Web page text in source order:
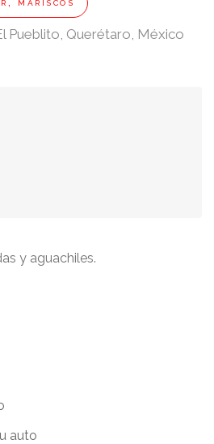
MARISCOS
Pueblito, Querétaro, México
y aguachiles.
auto